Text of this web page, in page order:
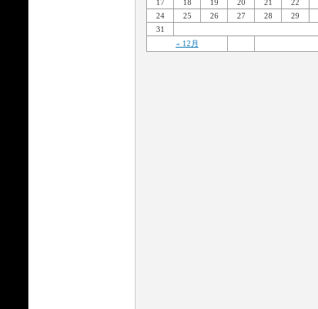
« 12月
17
18 19 20 21
22
24
25 26 27 28
29
31